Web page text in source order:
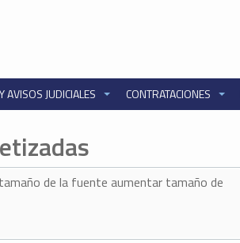
AVISOS JUDICIALES CONTRATACIONES
de la fuente aumentar tamaño de